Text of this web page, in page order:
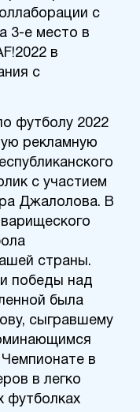
с
3-е место в
в
с
футболу 2022
рекламную
с участием
Джалолова. В
страны.
победы над
была
сыгравшему
в
в легко
футболках